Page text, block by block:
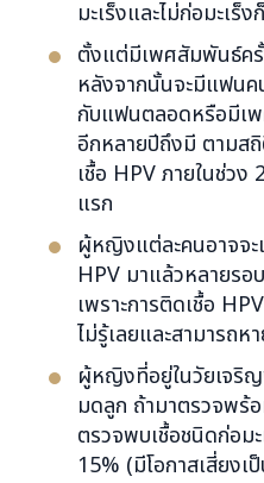
มะเร็งและไม่ก่อมะเร็ง
ตั้งแต่มีเพศสัมพันธ์ค
หลังจากนั้นจะมีแฟน
กับแฟนตลอดหรือมีเ
อีกหลายปีถึงมี ตามส
เชื้อ HPV ภายในช่ว
แรก
ผู้หญิงแต่ละคนอาจจะ
HPV มาแล้วหลายรอ
เพราะการติดเชื้อ
ไม่รู้เลยและสามารถ
ผู้หญิงที่อยู่ในวัยเจริญ
มดลูก ถ้ามาตรวจพร้
ตรวจพบเชื้อชนิดก่อม
15% (มีโอกาสเสี่ยงเ